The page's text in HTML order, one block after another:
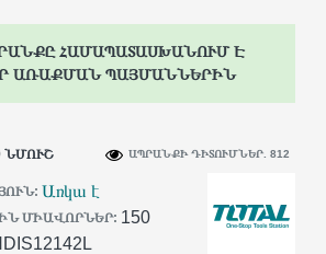
ՀԱՄԱՊԱՏԱՍԽԱՆՈՒՄ Է
ԱՌԱՔՄԱՆ ՊԱՅՄԱՆՆԵՐԻՆ
Առկա է
ՄԻԱՎՈՐՆԵՐ: 150
ՆՄՈՒՇ ԱՊՐԱՆՔԻ ԴԻՏՈՒՄՆԵՐ. 812